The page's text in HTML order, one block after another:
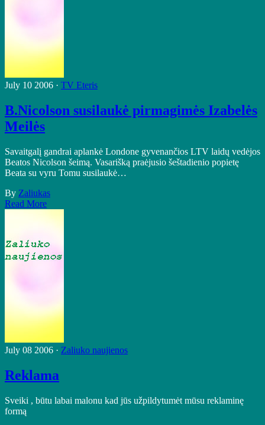
July 10 2006 · TV Eteris
B.Nicolson susilaukė pirmagimės Izabelės
Meilės
Savaitgalį gandrai aplankė Londone gyvenančios LTV laidų vedėjos
Beatos Nicolson šeimą. Vasarišką praėjusio šeštadienio popietę
Beata su vyru Tomu susilaukė…
By Zaliukas
Read More
July 08 2006 · Zaliuko naujienos
Reklama
Sveiki , būtu labai malonu kad jūs užpildytumėt mūsu reklaminę
formą